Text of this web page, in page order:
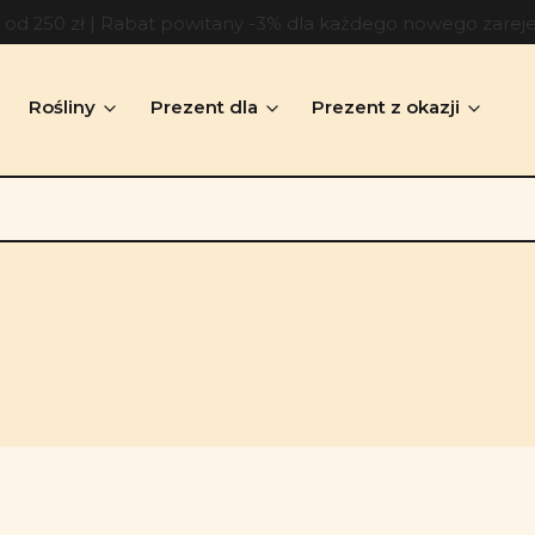
250 zł | Rabat powitany -3% dla każdego nowego
Rośliny Prezent dla Prezent z okazji